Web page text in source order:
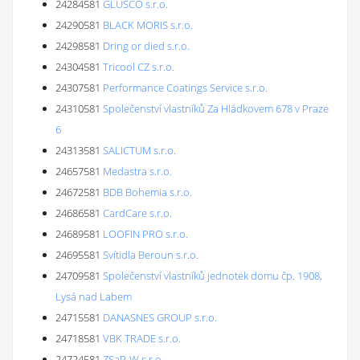
24284581 GLUSCO s.r.o.
24290581 BLACK MORIS s.r.o.
24298581 Dring or died s.r.o.
24304581 Tricool CZ s.r.o.
24307581 Performance Coatings Service s.r.o.
24310581 Společenství vlastníků Za Hládkovem 678 v Praze
6
24313581 SALICTUM s.r.o.
24657581 Medastra s.r.o.
24672581 BDB Bohemia s.r.o.
24686581 CardCare s.r.o.
24689581 LOOFIN PRO s.r.o.
24695581 Svítidla Beroun s.r.o.
24709581 Společenství vlastníků jednotek domu čp. 1908,
Lysá nad Labem
24715581 DANASNES GROUP s.r.o.
24718581 VBK TRADE s.r.o.